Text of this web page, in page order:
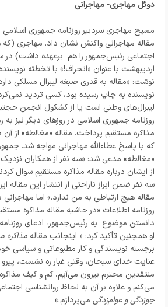
دوئل مهاجری- مهاجرانی
مسیح مهاجری سردبیر روزنامه جمهوری اسلامی
مقاله مهاجرانی واکنش نشان داد. مهاجری
اردیبهشت با عنوان «انحراف!» با تخطئه
نوشت: «مقاله به قدری صبغه لیبرال مسلکی
نویسنده به چاپ رسیده بود، کسی تردید
لیبرال‌های وطنی است یا از کشکول انجمن
روزنامه جمهوری اسلامی در روزهای دیگر نیز به
مذاکره مستقیم پرداخت. مقاله «مغالطه» از
که با پاسخ عطاءالله مهاجرانی مواجه شد.
«مغالطه» مدعی شد: «سه نفر از همکاران
از ایشان درباره مقاله مذاکره مستقیم سوال
سه نفر ضمن ابراز ناراحتی از انتشار این مقاله
روزنامه اطلاعات «در حاشیه مقاله مذاکره
دانستن موضوع به رئیس‌جمهور، ادعای
او همچنین تأکید کرد: « اینجانب مقاله مذاکره
برجسته نویسندگی و کار مطبوعاتی و سیاسی
عنایت خدای سبحان، وقتی غبار ره نشست،
منتقدین محترم بیرون می‌آیم، کم و کیف
می‌کنم و علاوه بر آن به لحاظ روانشناسی
جوزدگی و عوام‌زدگی می‌پردازم.»